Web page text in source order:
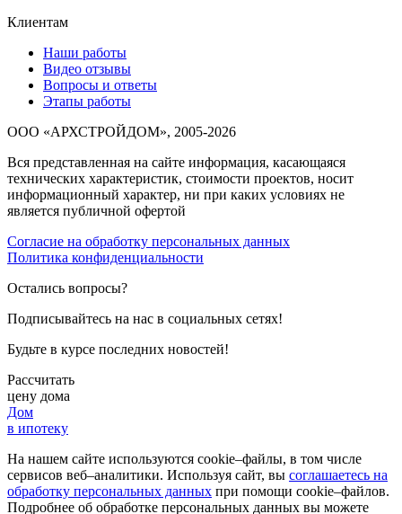
Клиентам
Наши работы
Видео отзывы
Вопросы и ответы
Этапы работы
ООО «АРХСТРОЙДОМ», 2005-2026
Вся представленная на сайте информация, касающаяся
технических характеристик, стоимости проектов, носит
информационный характер, ни при каких условиях не
является публичной офертой
Согласие на обработку персональных данных
Политика конфиденциальности
Остались вопросы?
Подписывайтесь на нас в социальных сетях!
Будьте в курсе последних новостей!
Рассчитать
цену дома
Дом
в ипотеку
На нашем сайте используются cookie–файлы, в том числе
сервисов веб–аналитики. Используя сайт, вы соглашаетесь на
обработку персональных данных при помощи cookie–файлов.
Подробнее об обработке персональных данных вы можете